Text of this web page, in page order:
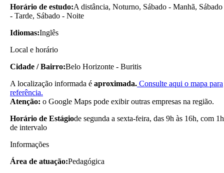
Horário de estudo:A distância, Noturno, Sábado - Manhã, Sábado
- Tarde, Sábado - Noite
Idiomas:Inglês
Local e horário
Cidade / Bairro:Belo Horizonte - Buritis
A localização informada é aproximada. Consulte aqui o mapa para
referência.
Atenção: o Google Maps pode exibir outras empresas na região.
Horário de Estágiode segunda a sexta-feira, das 9h às 16h, com 1h
de intervalo
Informações
Área de atuação:Pedagógica